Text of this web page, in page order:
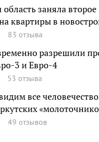
область заняла
квартиры в
83 отзыва
разрешили
3 и Евро-4
53 отзыва
все
49 отзывов